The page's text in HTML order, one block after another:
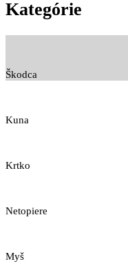
Kategórie
Škodca
Kuna
Krtko
Netopiere
Myš